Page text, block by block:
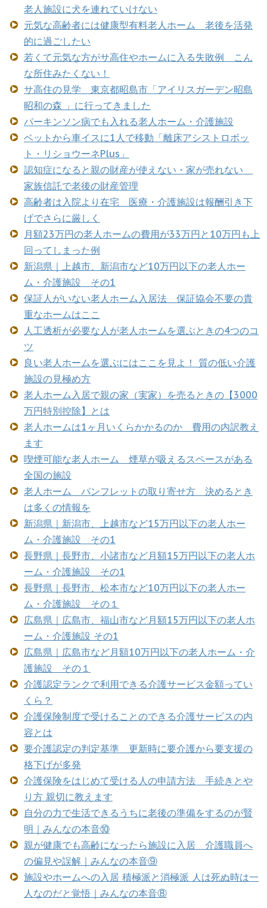
老人施設に犬を連れていけない
元気な高齢者には健康型有料老人ホーム 老後を活発
的に過ごしたい
若くて元気な方がサ高住やホームに入る失敗例 こん
な所住みたくない！
サ高住の見学 東京都昭島市「アイリスガーデン昭島
昭和の森 」に行ってきました
パーキンソン病でも入れる老人ホーム・介護施設
ベットから車イスに1人で移動「離床アシストロボッ
ト・リショウーネPlus」
認知症になると親の財産が使えない・家が売れない
家族信託で老後の財産管理
高齢者は入院より在宅 医療・介護施設は報酬引き下
げでさらに厳しく
月額23万円の老人ホームの費用が33万円と10万円も上
回ってしまった例
新潟県｜上越市、新潟市など10万円以下の老人ホー
ム・介護施設 その1
保証人がいない老人ホーム入居法 保証協会不要の貴
重なホームはここ
人工透析が必要な人が老人ホームを選ぶときの4つのコ
ツ
良い老人ホームを選ぶにはここを見よ！ 質の低い介護
施設の見極め方
老人ホーム入居で親の家（実家）を売るときの【3000
万円特別控除】とは
老人ホームは1ヶ月いくらかかるのか 費用の内訳教え
ます
喫煙可能な老人ホーム 煙草が吸えるスペースがある
全国の施設
老人ホーム パンフレットの取り寄せ方 決めるとき
は多くの情報を
新潟県｜新潟市、上越市など15万円以下の老人ホー
ム・介護施設 その1
長野県｜長野市、小諸市など月額15万円以下の老人ホ
ーム・介護施設 その1
長野県｜長野市、松本市など10万円以下の老人ホー
ム・介護施設 その１
広島県｜広島市、福山市など月額15万円以下の老人ホ
ーム・介護施設 その1
広島県｜広島市など月額10万円以下の老人ホーム・介
護施設 その１
介護認定ランクで利用できる介護サービス金額ってい
くら？
介護保険制度で受けることのできる介護サービスの内
容とは
要介護認定の判定基準 更新時に要介護から要支援の
格下げが多発
介護保険をはじめて受ける人の申請方法 手続きとや
り方 親切に教えます
自分の力で生活できるうちに老後の準備をするのが賢
明｜みんなの本音⑩
親が健康でも高齢になったら施設に入居 介護職員へ
の偏見や誤解｜みんなの本音⑨
施設やホームへの入居 積極派と消極派 人は死ぬ時は一
人なのだと覚悟｜みんなの本音⑧